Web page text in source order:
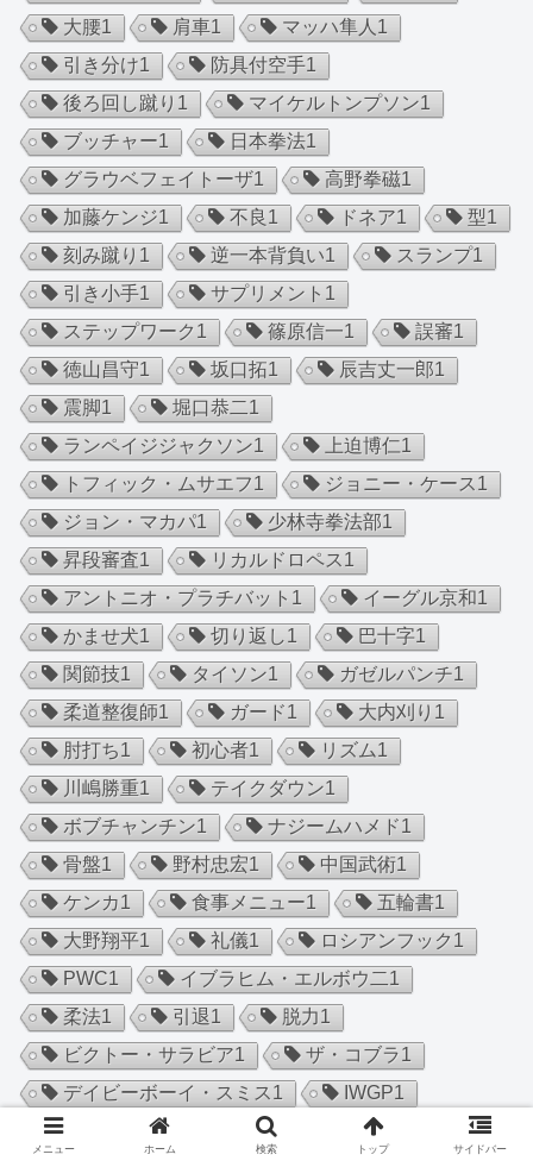
大腰1 肩車1 マッハ隼人 1
引き分け1 防具付空手1
後ろ回し蹴り 1 マイケルトンプソン1
ブッチャー1 日本拳法1
グラウベフェイトーザ1 高野拳磁1
加藤ケンジ1 不良 1 ドネア1 型1
刻み蹴り 1 逆一本背負い1 スランプ1
引き小手1 サプリメント 1
ステップワーク1 篠原信一1 誤審1
徳山昌守1 坂口拓1 辰吉丈一郎1
震脚1 堀口恭二1
ランペイジジャクソン1 上迫博仁1
トフィック・ムサエフ1 ジョニー・ケース1
ジョン・マカパ1 少林寺拳法部1
昇段審査1 リカルドロペス1
アントニオ・プラチバット 1 イーグル京和1
かませ犬1 切り返し1 巴十字1
関節技1 タイソン1 ガゼルパンチ1
柔道整復師1 ガード1 大内刈り 1
肘打ち1 初心者1 リズム1
川嶋勝重1 テイクダウン1
ボブチャンチン1 ナジームハメド1
骨盤1 野村忠宏1 中国武術1
ケンカ1 食事メニュー1 五輪書1
大野翔平1 礼儀1 ロシアンフック1
PWC1 イブラヒム・エルボウ二1
柔法1 引退1 脱力1
ビクトー・サラビア1 ザ・コブラ1
デイビーボーイ・スミス1 IWGP1
ハルク・ホーガン
エル・サムライ
メニュー ホーム 検索 トップ サイドバー